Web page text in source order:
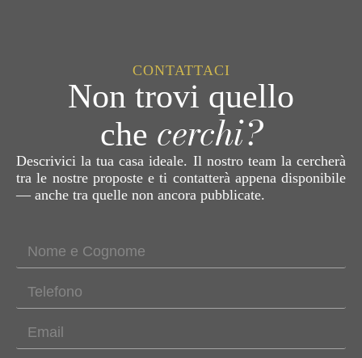
CONTATTACI
Non trovi quello
che cerchi?
Descrivici la tua casa ideale. Il nostro team la cercherà
tra le nostre proposte e ti contatterà appena disponibile
— anche tra quelle non ancora pubblicate.